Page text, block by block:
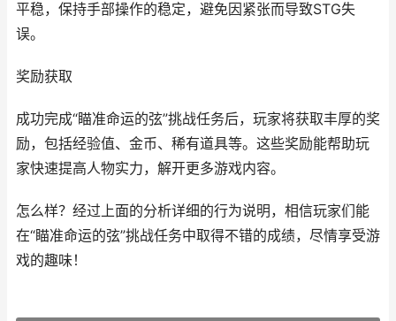
平稳，保持手部操作的稳定，避免因紧张而导致STG失
误。
奖励获取
成功完成“瞄准命运的弦”挑战任务后，玩家将获取丰厚的奖
励，包括经验值、金币、稀有道具等。这些奖励能帮助玩
家快速提高人物实力，解开更多游戏内容。
怎么样？经过上面的分析详细的行为说明，相信玩家们能
在“瞄准命运的弦”挑战任务中取得不错的成绩，尽情享受游
戏的趣味！